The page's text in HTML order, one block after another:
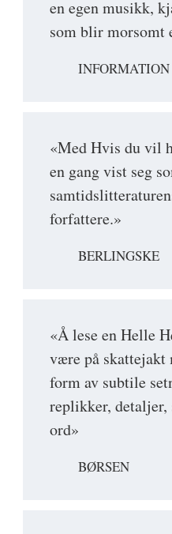
en egen musikk,
som blir morsomt
INFORMATION
«Med Hvis du vil
en gang vist seg
forfattere.»
BERLINGSKE
«Å lese en Helle
være på skattejakt
form av subtile
replikker,
ord»
BØRSEN